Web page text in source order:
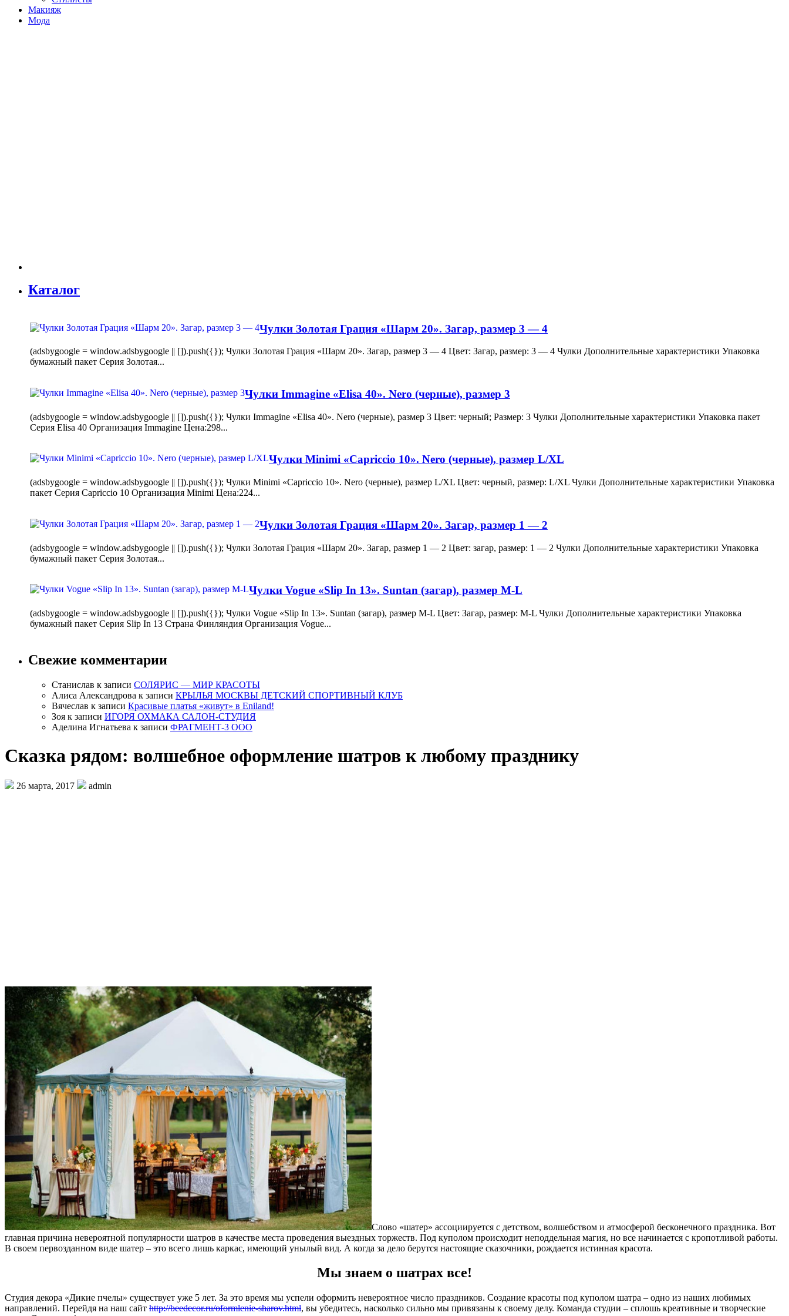
Макияж
Мода
Каталог
Чулки Золотая Грация «Шарм 20». Загар, размер 3 — 4
(adsbygoogle = window.adsbygoogle || []).push({}); Чулки Золотая Грация «Шарм 20». Загар, размер 3 — 4 Цвет: Загар, размер: 3 — 4 Чулки Дополнительные характеристики Упаковка
бумажный пакет Серия Золотая...
Чулки Immagine «Elisa 40». Nero (черные), размер 3
(adsbygoogle = window.adsbygoogle || []).push({}); Чулки Immagine «Elisa 40». Nero (черные), размер 3 Цвет: черный; Размер: 3 Чулки Дополнительные характеристики Упаковка пакет
Серия Elisa 40 Организация Immagine Цена:298...
Чулки Minimi «Capriccio 10». Nero (черные), размер L/XL
(adsbygoogle = window.adsbygoogle || []).push({}); Чулки Minimi «Capriccio 10». Nero (черные), размер L/XL Цвет: черный, размер: L/XL Чулки Дополнительные характеристики Упаковка
пакет Серия Capriccio 10 Организация Minimi Цена:224...
Чулки Золотая Грация «Шарм 20». Загар, размер 1 — 2
(adsbygoogle = window.adsbygoogle || []).push({}); Чулки Золотая Грация «Шарм 20». Загар, размер 1 — 2 Цвет: загар, размер: 1 — 2 Чулки Дополнительные характеристики Упаковка
бумажный пакет Серия Золотая...
Чулки Vogue «Slip In 13». Suntan (загар), размер M-L
(adsbygoogle = window.adsbygoogle || []).push({}); Чулки Vogue «Slip In 13». Suntan (загар), размер M-L Цвет: Загар, размер: M-L Чулки Дополнительные характеристики Упаковка
бумажный пакет Серия Slip In 13 Страна Финляндия Организация Vogue...
Свежие комментарии
Станислав к записи СОЛЯРИС — МИР КРАСОТЫ
Алиса Александрова к записи КРЫЛЬЯ МОСКВЫ ДЕТСКИЙ СПОРТИВНЫЙ КЛУБ
Вячеслав к записи Красивые платья «живут» в Eniland!
Зоя к записи ИГОРЯ ОХМАКА САЛОН-СТУДИЯ
Аделина Игнатьева к записи ФРАГМЕНТ-3 ООО
Сказка рядом: волшебное оформление шатров к любому празднику
26 марта, 2017 admin
Слово «шатер» ассоциируется с детством, волшебством и атмосферой бесконечного праздника. Вот
главная причина невероятной популярности шатров в качестве места проведения выездных торжеств. Под куполом происходит неподдельная магия, но все начинается с кропотливой работы.
В своем первозданном виде шатер – это всего лишь каркас, имеющий унылый вид. А когда за дело берутся настоящие сказочники, рождается истинная красота.
Мы знаем о шатрах все!
Студия декора «Дикие пчелы» существует уже 5 лет. За это время мы успели оформить невероятное число праздников. Создание красоты под куполом шатра – одно из наших любимых
направлений. Перейдя на наш сайт http://beedecor.ru/oformlenie-sharov.html, вы убедитесь, насколько сильно мы привязаны к своему делу. Команда студии – сплошь креативные и творческие